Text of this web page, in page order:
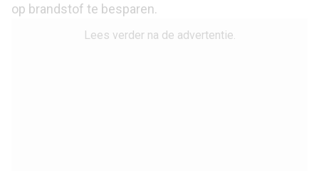
op brandstof te besparen.
Lees verder na de advertentie.